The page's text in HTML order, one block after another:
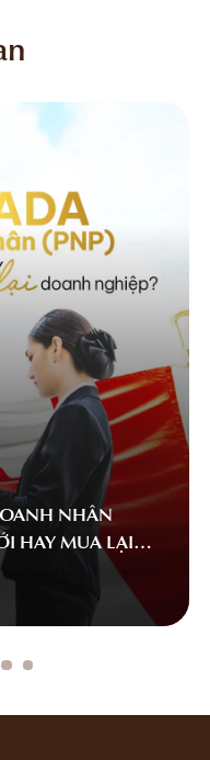
NHÂN
HAY MUA LẠI